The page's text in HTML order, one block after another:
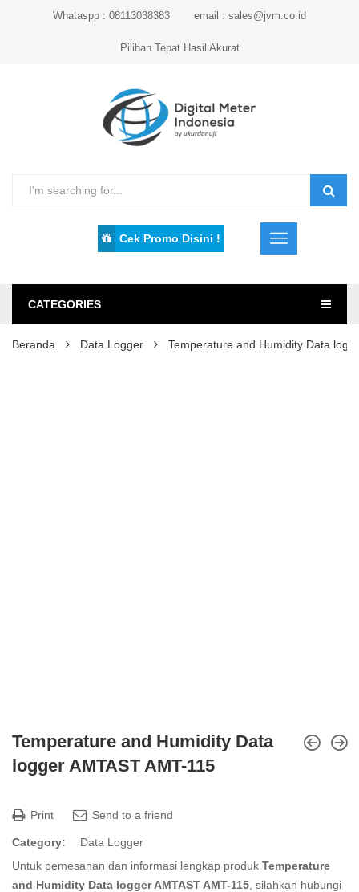
Whataspp : 08113038383 email : sales@jvm.co.id
Pilihan Tepat Hasil Akurat
Cek Promo Disini !
CATEGORIES
Beranda Data Logger Temperature and Humidity Data
Temperature and Humidity Data
logger AMTAST AMT-115
Print Send to a friend
Category:
Data Logger
Untuk pemesanan dan informasi lengkap produk Temperature
and Humidity Data logger AMTAST AMT-115 , silahkan hubungi